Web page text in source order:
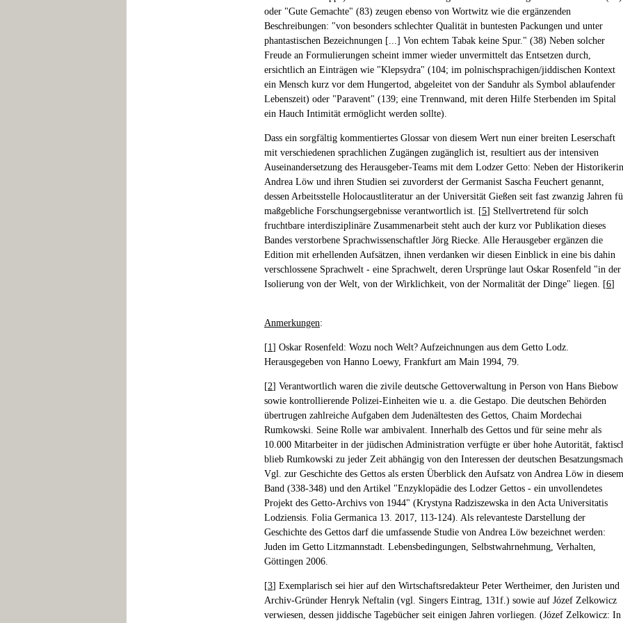
oder "Gute Gemachte" (83) zeugen ebenso von Wortwitz wie die ergänzenden
Beschreibungen: "von besonders schlechter Qualität in buntesten Packungen und unter
phantastischen Bezeichnungen [...] Von echtem Tabak keine Spur." (38) Neben solcher
Freude an Formulierungen scheint immer wieder unvermittelt das Entsetzen durch,
ersichtlich an Einträgen wie "Klepsydra" (104; im polnischsprachigen/jiddischen Kontext
ein Mensch kurz vor dem Hungertod, abgeleitet von der Sanduhr als Symbol ablaufender
Lebenszeit) oder "Paravent" (139; eine Trennwand, mit deren Hilfe Sterbenden im Spital
ein Hauch Intimität ermöglicht werden sollte).
Dass ein sorgfältig kommentiertes Glossar von diesem Wert nun einer breiten Leserschaft
mit verschiedenen sprachlichen Zugängen zugänglich ist, resultiert aus der intensiven
Auseinandersetzung des Herausgeber-Teams mit dem Lodzer Getto: Neben der Historikerin
Andrea Löw und ihren Studien sei zuvorderst der Germanist Sascha Feuchert genannt,
dessen Arbeitsstelle Holocaustliteratur an der Universität Gießen seit fast zwanzig Jahren
maßgebliche Forschungsergebnisse verantwortlich ist. [5] Stellvertretend für solch
fruchtbare interdisziplinäre Zusammenarbeit steht auch der kurz vor Publikation dieses
Bandes verstorbene Sprachwissenschaftler Jörg Riecke. Alle Herausgeber ergänzen die
Edition mit erhellenden Aufsätzen, ihnen verdanken wir diesen Einblick in eine bis dahin
verschlossene Sprachwelt - eine Sprachwelt, deren Ursprünge laut Oskar Rosenfeld "in der
Isolierung von der Welt, von der Wirklichkeit, von der Normalität der Dinge" liegen. [6]
Anmerkungen:
[1] Oskar Rosenfeld: Wozu noch Welt? Aufzeichnungen aus dem Getto Lodz.
Herausgegeben von Hanno Loewy, Frankfurt am Main 1994, 79.
[2] Verantwortlich waren die zivile deutsche Gettoverwaltung in Person von Hans Biebow
sowie kontrollierende Polizei-Einheiten wie u. a. die Gestapo. Die deutschen Behörden
übertrugen zahlreiche Aufgaben dem Judenältesten des Gettos, Chaim Mordechai
Rumkowski. Seine Rolle war ambivalent. Innerhalb des Gettos und für seine mehr als
10.000 Mitarbeiter in der jüdischen Administration verfügte er über hohe Autorität,
blieb Rumkowski zu jeder Zeit abhängig von den Interessen der deutschen
Vgl. zur Geschichte des Gettos als ersten Überblick den Aufsatz von Andrea Löw in diesem
Band (338-348) und den Artikel "Enzyklopädie des Lodzer Gettos - ein unvollendetes
Projekt des Getto-Archivs von 1944" (Krystyna Radziszewska in den Acta Universitatis
Lodziensis. Folia Germanica 13. 2017, 113-124). Als relevanteste Darstellung der
Geschichte des Gettos darf die umfassende Studie von Andrea Löw bezeichnet werden:
Juden im Getto Litzmannstadt. Lebensbedingungen, Selbstwahrnehmung, Verhalten,
Göttingen 2006.
[3] Exemplarisch sei hier auf den Wirtschaftsredakteur Peter Wertheimer, den Juristen und
Archiv-Gründer Henryk Neftalin (vgl. Singers Eintrag, 131f.) sowie auf Józef Zelkowicz
verwiesen, dessen jiddische Tagebücher seit einigen Jahren vorliegen. (Józef Zelkowicz: In